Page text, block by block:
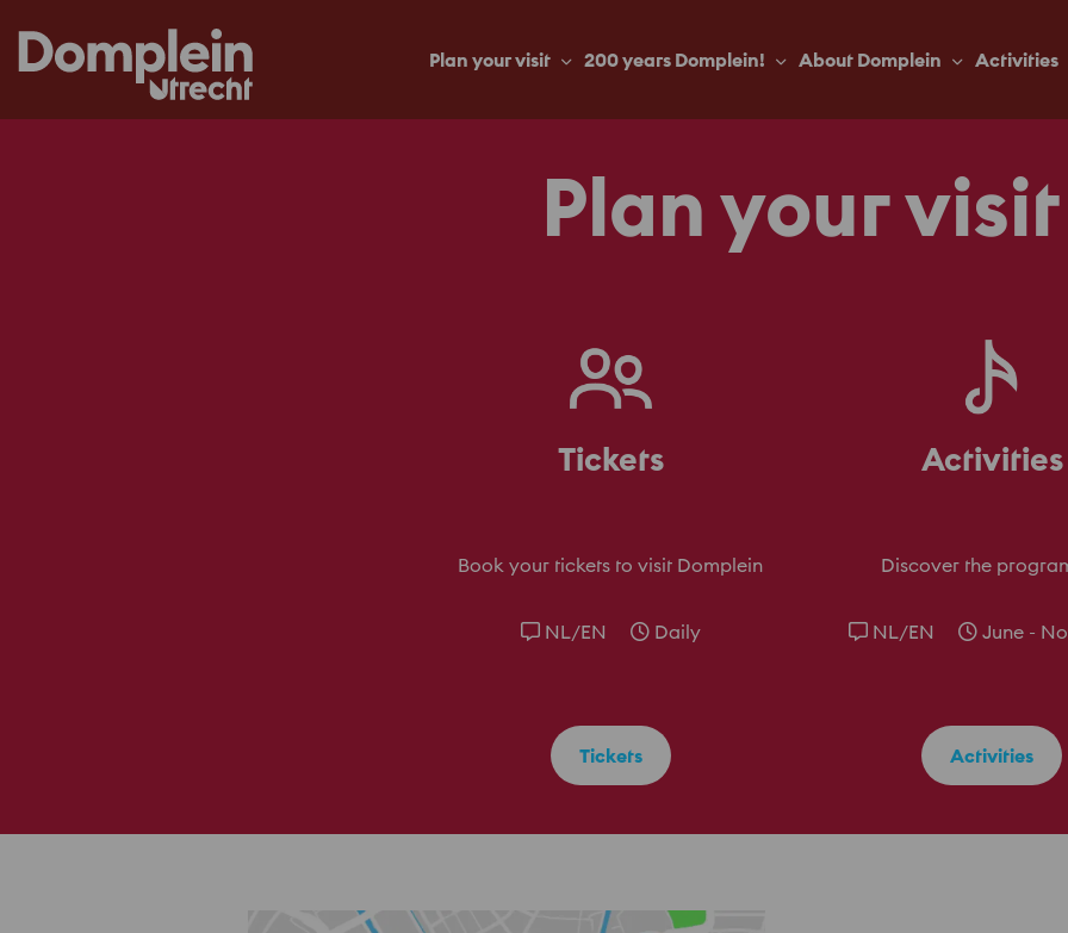
Plan your visit 200 years Domplein! About Domplein Activities
Plan your visit
Tickets
Book your tickets to visit Domplein
NL/EN Daily
Tickets
Activities
Discover the
NL/EN June -
Activities